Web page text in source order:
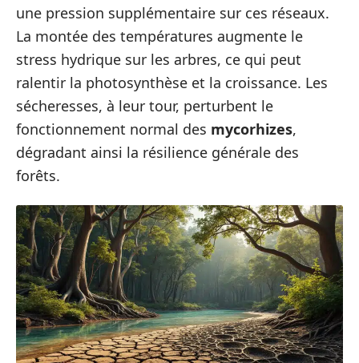
une pression supplémentaire sur ces réseaux.
La montée des températures augmente le
stress hydrique sur les arbres, ce qui peut
ralentir la photosynthèse et la croissance. Les
sécheresses, à leur tour, perturbent le
fonctionnement normal des mycorhizes,
dégradant ainsi la résilience générale des
forêts.